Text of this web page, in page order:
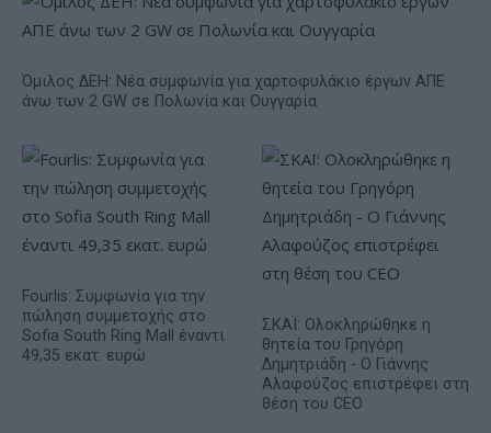
Όμιλος ΔΕΗ: Νέα συμφωνία για χαρτοφυλάκιο έργων ΑΠΕ
άνω των 2 GW σε Πολωνία και Ουγγαρία
Fourlis: Συμφωνία για την
πώληση συμμετοχής στο
Sofia South Ring Mall έναντι
49,35 εκατ. ευρώ
ΣΚΑΪ: Ολοκληρώθηκε η
θητεία του Γρηγόρη
Δημητριάδη - Ο Γιάννης
Αλαφούζος επιστρέφει στη
θέση του CEO